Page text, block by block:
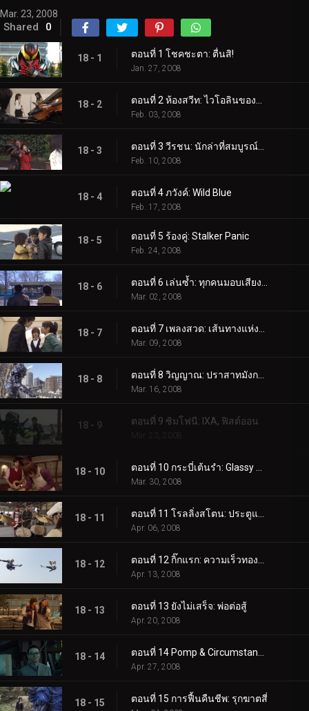
Mar. 23, 2008
Shared 0
18 - 1 ตอนที่ 1 โชคชะตา: ตื่นสิ!
Jan. 27, 2008
18 - 2
Feb. 03, 2008
18 - 3
Feb. 10, 2008
18 - 4 ตอนที่ 4 ภวังค์: Wild Blue
Feb. 17, 2008
18 - 5 ตอนที่ 5 ร้องคู่: Stalker Panic
Feb. 24, 2008
18 - 6
Mar. 02, 2008
18 - 7
Mar. 09, 2008
18 - 8
Mar. 16, 2008
18 - 9 ตอนที่ 9 ซิมโฟนี: IXA, ฟิสต์ออน
Mar. 23, 2008
18 - 10
Mar. 30, 2008
18 - 11
Apr. 06, 2008
18 - 12
Apr. 13, 2008
18 - 13 ตอนที่ 13 ยังไม่เสร็จ: พ่อต่อสู้
Apr. 20, 2008
18 - 14
Apr. 27, 2008
18 - 15 ตอนที่ 15 การฟื้นคืนชีพ: รุกฆาตสี่